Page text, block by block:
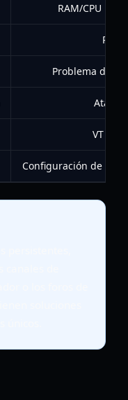
RAM/CPU
Problema del
Atajos
VT
Configuración de